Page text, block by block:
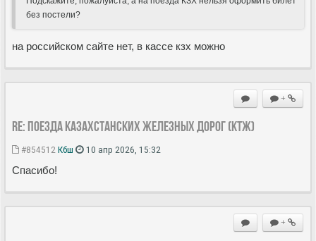
без постели?
на российском сайте нет, в кассе кзх можно
+
Re: Поезда Казахстанских железных дорог (КТЖ)
#854512 Кбш 10 апр 2026, 15:32
Спасибо!
+